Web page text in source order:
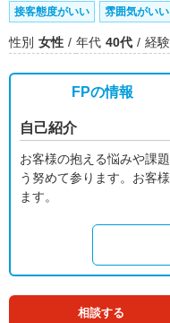
接客態度がいい 雰囲気がいい
性別 女性 年代 40代 経
FPの情報
自己紹介
お客様の抱える悩みや課
う努めて参ります。お客
ます。
相談する